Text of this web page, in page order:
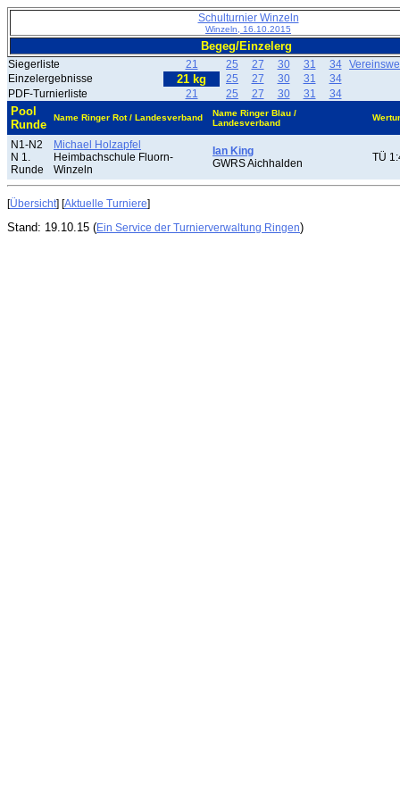
Schulturnier Winzeln
Winzeln, 16.10.2015
Begeg/Einzelerg
Siegerliste 21 25 27 30 31 34
Einzelergebnisse
21 kg 25 27 30 31
34
PDF-Turnierliste
21 25 27 30 31 34
Pool
Runde
Name Ringer Rot / Landesverband
Name Ringer Blau /
Landesverband
N1-N2
N 1.
Runde
Michael Holzapfel
Heimbachschule Fluorn-
Winzeln
Ian King
GWRS Aichhalden
TÜ
[Übersicht] [Aktuelle Turniere]
Stand: 19.10.15 (Ein Service der Turnierverwaltung Ringen)